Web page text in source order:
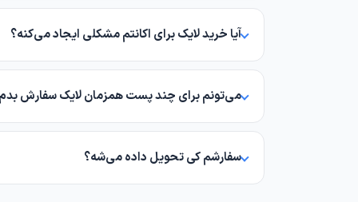
بله، برای ثبت لایک لازمه پیج شما حالت عمومی
آیا خرید لایک برای اکانتم مشکلی ایجاد می‌کنه؟
خیر. لایک‌ها به‌صورت تدریجی روی پست شما ثبت
می‌تونم برای چند پست همزمان لایک سفارش
بله، برای هر پست باید سفارش جداگانه ثبت کنید.
سفارشم کی تحویل داده می‌شه؟